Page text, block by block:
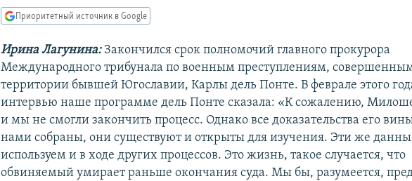
Приоритетный источник в Google
Ирина Лагунина: Закончился срок полномочий главного прокурора
Международного трибунала по военным преступлениям,
территории бывшей Югославии, Карлы дель Понте. В феврале этого
интервью наше программе дель Понте сказала: «К сожалению,
и мы не смогли закончить процесс. Однако все доказательства его
нами собраны, они существуют и открыты для изучения. Эти же
используем и в ходе других процессов. Это жизнь, такое случается, что
обвиняемый умирает раньше окончания суда. Мы бы, разумеется,